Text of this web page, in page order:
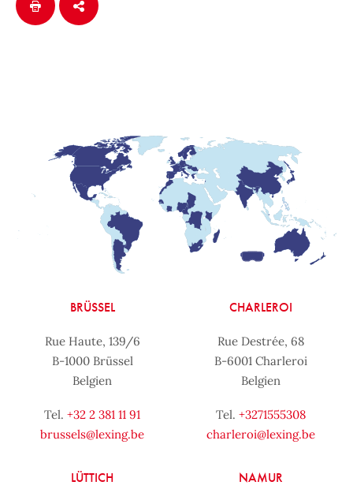
BRÜSSEL
Rue Haute, 139/6
B-1000 Brüssel
Belgien
Tel. +32 2 381 11 91
brussels@lexing.be
CHARLEROI
Rue Destrée, 68
B-6001 Charleroi
Belgien
Tel. +3271555308
charleroi@lexing.be
LÜTTICH NAMUR